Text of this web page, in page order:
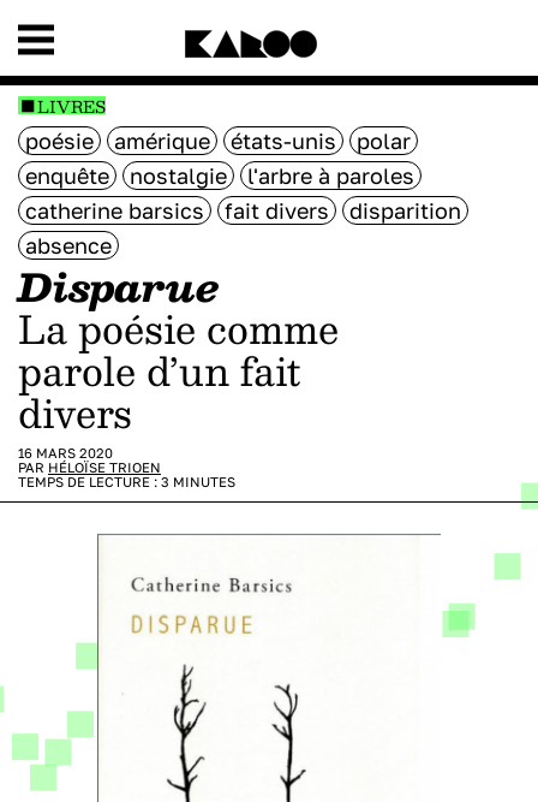
LIVRES
poésie amérique états-unis
polar
enquête
nostalgie
l'arbre à paroles
catherine barsics
fait divers
disparition
absence
Disparue
La poésie comme
parole d’un fait
divers
16 MARS 2020
PAR HÉLOÏSE TRIOEN
TEMPS DE LECTURE : 3 MINUTES